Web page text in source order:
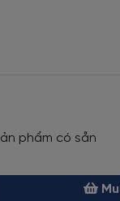
phẩm có sẵn